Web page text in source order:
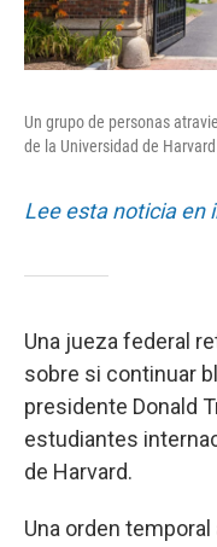
Un grupo de personas
de la Universidad de
Lee esta noticia en
Una jueza federal
sobre si continuar
presidente Donald
estudiantes
de Harvard.
Una orden